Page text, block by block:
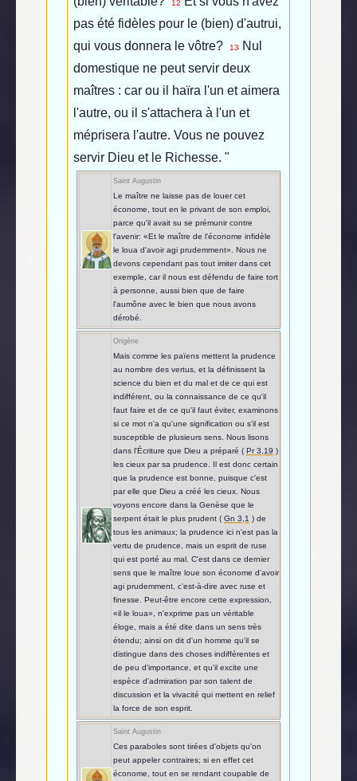
12
pas été fidèles pour le (bien) d'autrui,
qui vous donnera le vôtre?
13
Nul
domestique ne peut servir deux
maîtres : car ou il haïra l'un et aimera
l'autre, ou il s'attachera à l'un et
méprisera l'autre. Vous ne pouvez
servir Dieu et le Richesse. "
Saint Augustin
Le maître ne laisse pas de louer cet
économe, tout en le privant de son emploi,
parce qu'il avait su se prémunir contre
l'avenir: «Et le maître de l'économe infidèle
le loua d'avoir agi prudemment». Nous ne
devons cependant pas tout imiter dans cet
exemple, car il nous est défendu de faire tort
à personne, aussi bien que de faire
l'aumône avec le bien que nous avons
dérobé.
Origène
Mais comme les païens mettent la prudence
au nombre des vertus, et la définissent la
science du bien et du mal et de ce qui est
indifférent, ou la connaissance de ce qu'il
faut faire et de ce qu'il faut éviter, examinons
si ce mot n'a qu'une signification ou s'il est
susceptible de plusieurs sens. Nous lisons
dans l'Écriture que Dieu a préparé ( Pr 3,19 )
les cieux par sa prudence. Il est donc certain
que la prudence est bonne, puisque c'est
par elle que Dieu a créé les cieux. Nous
voyons encore dans la Genèse que le
serpent était le plus prudent ( Gn 3,1 ) de
tous les animaux; la prudence ici n'est pas la
vertu de prudence, mais un esprit de ruse
qui est porté au mal. C'est dans ce dernier
sens que le maître loue son économe d'avoir
agi prudemment, c'est-à-dire avec ruse et
finesse. Peut-être encore cette expression,
«il le loua», n'exprime pas un véritable
éloge, mais a été dite dans un sens très
étendu; ainsi on dit d'un homme qu'il se
distingue dans des choses indifférentes et
de peu d'importance, et qu'il excite une
espèce d'admiration par son talent de
discussion et la vivacité qui mettent en relief
la force de son esprit.
Saint Augustin
Ces paraboles sont tirées d'objets qu'on
peut appeler contraires; si en effet cet
économe, tout en se rendant coupable de